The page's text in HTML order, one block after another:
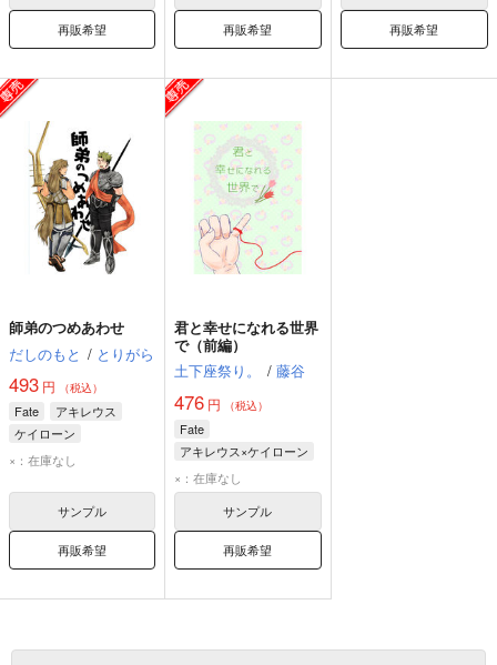
再販希望 再販希望 再販希望
師弟のつめあわせ
だしのもと / とりがら
493 円 （税込）
Fate
アキレウス
ケイローン
×：在庫なし
サンプル
再販希望
君と幸せになれる世界
で（前編）
土下座祭り。
/ 藤谷
476 円 （税込）
Fate
アキレウス×ケイローン
アキレウス
ケイローン
×：在庫なし
サンプル
再販希望